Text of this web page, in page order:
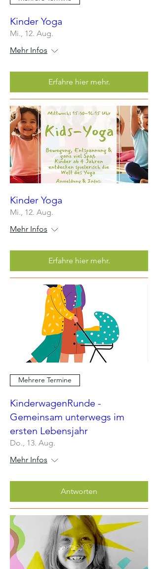
Kinder Yoga
Mi., 12. Aug.
Mehr Infos
Erfahre hier mehr.
Kinder Yoga
Mi., 12. Aug.
Mehr Infos
Erfahre hier mehr.
Mehrere Termine
KinderwagenRunde -
Gemeinsam unterwegs im
ersten Lebensjahr
Do., 13. Aug.
Mehr Infos
Antworten